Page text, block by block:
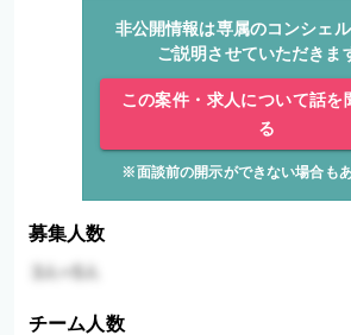
非公開情報は専属のコンシェ
ご説明させていただきま
この案件・求人について話を
る
※面談前の開示ができない場合もあ
募集人数
チーム人数